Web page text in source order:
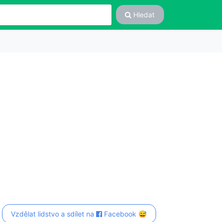
Hledat
Vzdělat lidstvo a sdílet na Facebook 😅